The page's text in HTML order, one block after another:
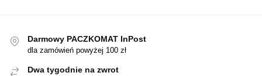
Darmowy PACZKOMAT InPost
dla zamówień powyżej 100 zł
Dwa tygodnie na zwrot